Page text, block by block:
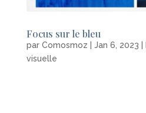
Focus sur le bleu
par Comosmoz Jan 6, 2023
visuelle